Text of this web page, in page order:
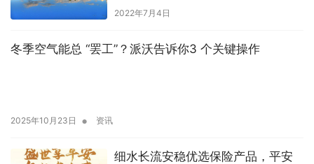
2022年7月4日
冬季空气能总 “罢工”？派沃告诉你3 个关键操作
2025年10月23日 • 资讯
细水长流安稳优选保险产品，平安